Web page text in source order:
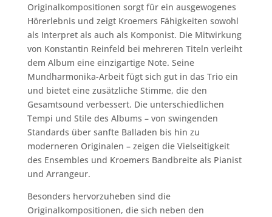
Originalkompositionen sorgt für ein ausgewogenes
Hörerlebnis und zeigt Kroemers Fähigkeiten sowohl
als Interpret als auch als Komponist. Die Mitwirkung
von Konstantin Reinfeld bei mehreren Titeln verleiht
dem Album eine einzigartige Note. Seine
Mundharmonika-Arbeit fügt sich gut in das Trio ein
und bietet eine zusätzliche Stimme, die den
Gesamtsound verbessert. Die unterschiedlichen
Tempi und Stile des Albums – von swingenden
Standards über sanfte Balladen bis hin zu
moderneren Originalen – zeigen die Vielseitigkeit
des Ensembles und Kroemers Bandbreite als Pianist
und Arrangeur.
Besonders hervorzuheben sind die
Originalkompositionen, die sich neben den